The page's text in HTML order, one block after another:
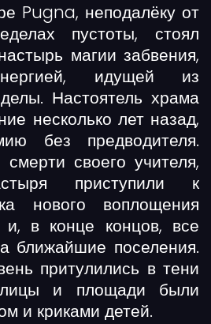
Pugna, неподалёку от
пустоты, стоял
магии забвения,
идущей из
Настоятель храма
несколько лет назад,
без предводителя.
своего учителя,
приступили к
нового воплощения
и, в конце концов, все
ближайшие поселения.
притулились в тени
и площади были
и криками детей.